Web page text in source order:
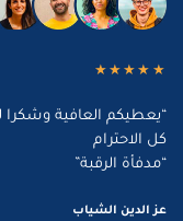
★★★★★
“يعطيكم العافية وشكرا
كل الاحترام
“مدفأة الرقبة”
عز الدين الشياب